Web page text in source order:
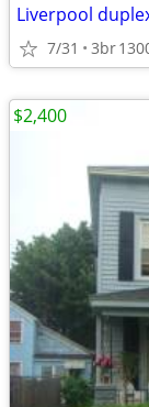
7/31 3br
$2,400